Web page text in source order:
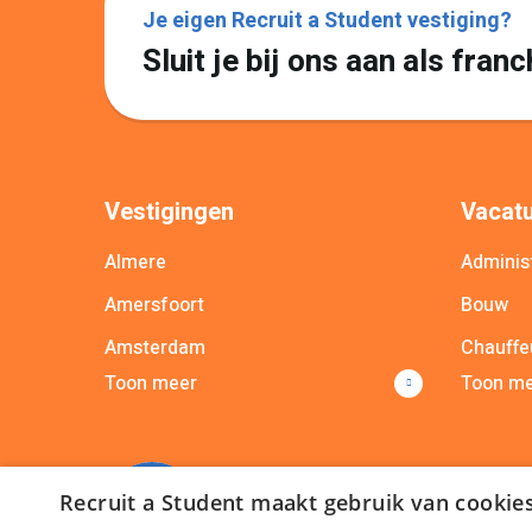
Je eigen Recruit a Student vestiging?
Sluit je bij ons aan als
Vestigingen
Almere
Amersfoort
Amsterdam
Apeldoorn
Breda
Bekijk alle vestigingen
Toon meer
Bouw
Bekijk
Toon
Recruit a Student maakt gebruik van